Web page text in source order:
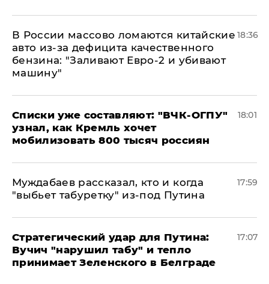
В России массово ломаются китайские
авто из-за дефицита качественного
бензина: "Заливают Евро-2 и убивают
машину"
18:36
Списки уже составляют: "ВЧК-ОГПУ"
узнал, как Кремль хочет
мобилизовать 800 тысяч россиян
18:01
Муждабаев рассказал, кто и когда
"выбьет табуретку" из-под Путина
17:59
Стратегический удар для Путина:
Вучич "нарушил табу" и тепло
принимает Зеленского в Белграде
17:07